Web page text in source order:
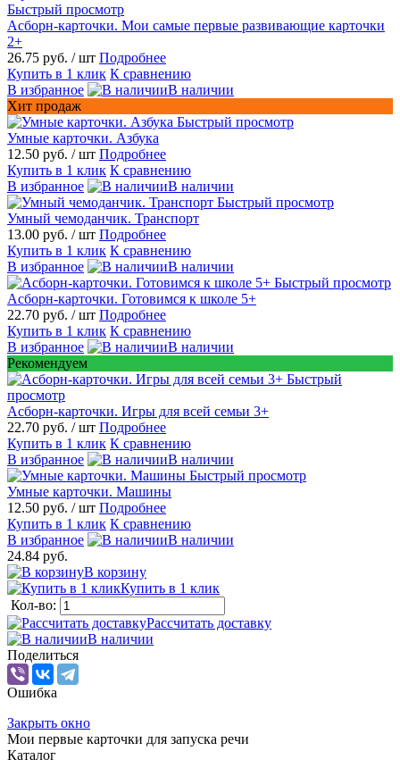
Быстрый просмотр
Асборн-карточки. Мои самые первые развивающие карточки
2+
26.75 руб. / шт Подробнее
Купить в 1 клик К сравнению
В избранное
В наличии
Хит продаж
Быстрый просмотр
Умные карточки. Азбука
12.50 руб. / шт Подробнее
Купить в 1 клик К сравнению
В избранное
В наличии
Быстрый просмотр
Умный чемоданчик. Транспорт
13.00 руб. / шт Подробнее
Купить в 1 клик К сравнению
В избранное
В наличии
Быстрый просмотр
Асборн-карточки. Готовимся к школе 5+
22.70 руб. / шт Подробнее
Купить в 1 клик К сравнению
В избранное
В наличии
Рекомендуем
Быстрый
просмотр
Асборн-карточки. Игры для всей семьи 3+
22.70 руб. / шт Подробнее
Купить в 1 клик К сравнению
В избранное
В наличии
Быстрый просмотр
Умные карточки. Машины
12.50 руб. / шт Подробнее
Купить в 1 клик К сравнению
В избранное
В наличии
24.84 руб.
В корзину
Купить в 1 клик
Кол-во:
Рассчитать доставку
В наличии
Поделиться
Ошибка
Закрыть окно
Мои первые карточки для запуска речи
Каталог